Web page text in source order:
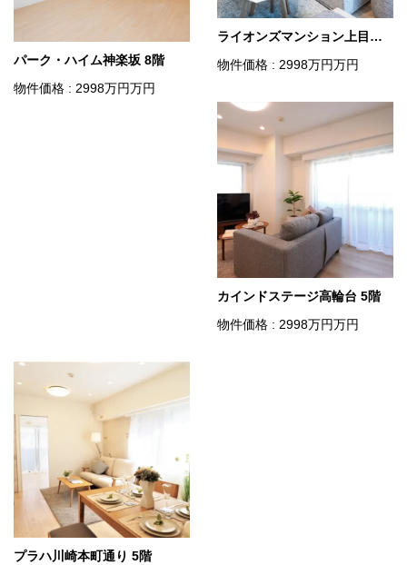
パーク・ハイム神楽坂 8階
物件価格 : 2998万円万円
ライオンズマンション上目黒 2階
物件価格 : 2998万円万円
カインドステージ高輪台 5階
物件価格 : 2998万円万円
プラハ川崎本町通り 5階